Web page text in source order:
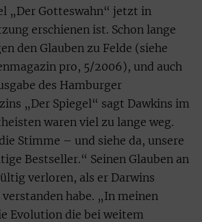
„Der Gotteswahn“ jetzt in
erschienen ist. Schon lange
den Glauben zu Felde (siehe
pro, 5/2006), und auch
des Hamburger
„Der Spiegel“ sagt Dawkins im
waren viel zu lange weg.
Stimme – und siehe da, unsere
Bestseller.“ Seinen Glauben an
verloren, als er Darwins
habe. „In meinen
Evolution die bei weitem